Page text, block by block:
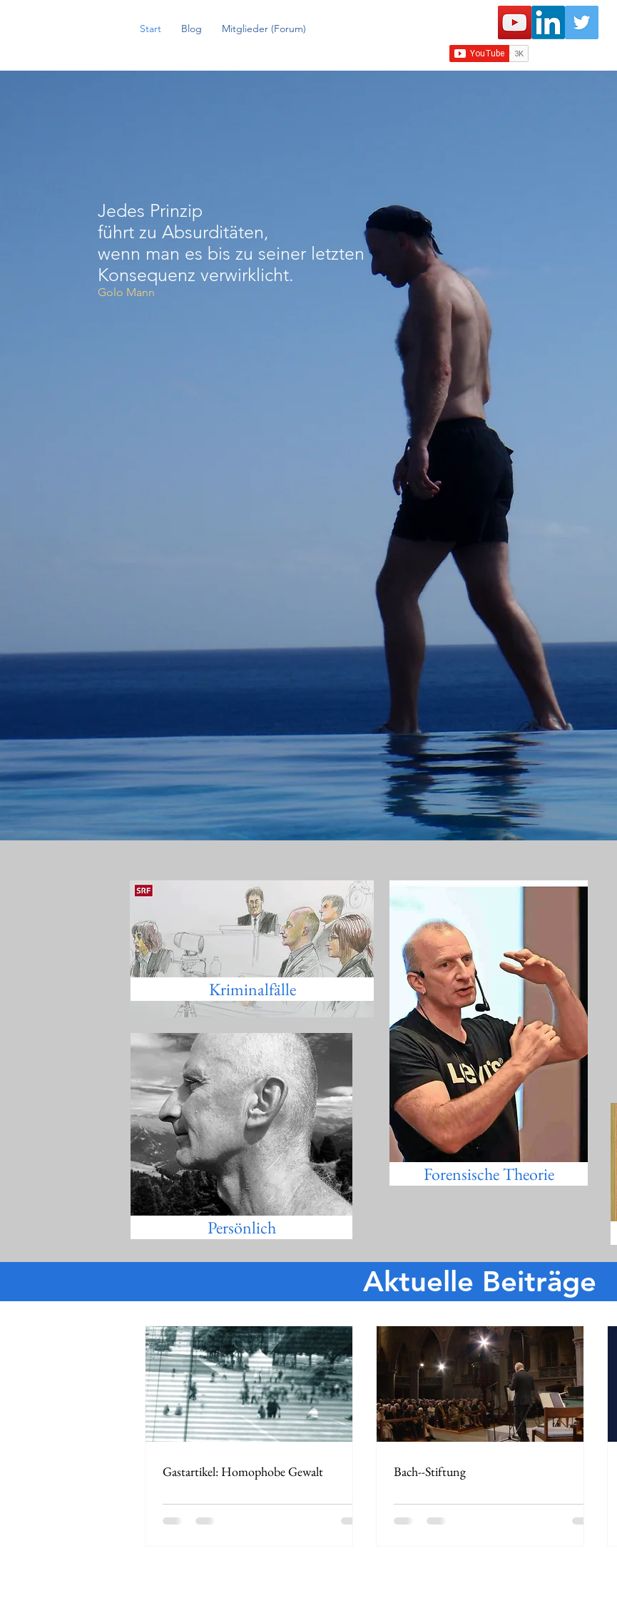
Start Blog Mitglieder (Forum)
Jedes Prinzip
führt zu Absurditäten,
wenn man es bis zu seiner letzten
​Konsequenz verwirklicht.
Golo Mann
Kriminalfälle
Forensische Theorie
Persönlich
Aktuelle Beiträge
Gastartikel: Homophobe Gewalt Bach--Stiftung